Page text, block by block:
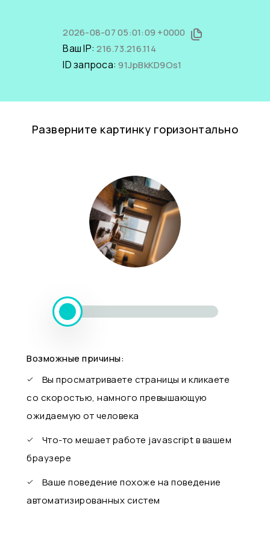
2026-08-07 05:01:09 +0000
Ваш IP:216.73.216.114
ID запроса:91JpBkKD9Os1
Разверните картинку горизонтально
Возможные причины:
Вы просматриваете страницы и кликаете
со скоростью, намного превышающую
ожидаемую от человека
Что-то мешает работе javascript в вашем
браузере
Ваше поведение похоже на поведение
автоматизированных систем